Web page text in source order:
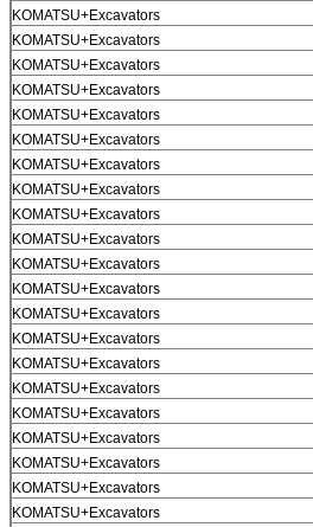
KOMATSU+Excavators
KOMATSU+Excavators
KOMATSU+Excavators
KOMATSU+Excavators
KOMATSU+Excavators
KOMATSU+Excavators
KOMATSU+Excavators
KOMATSU+Excavators
KOMATSU+Excavators
KOMATSU+Excavators
KOMATSU+Excavators
KOMATSU+Excavators
KOMATSU+Excavators
KOMATSU+Excavators
KOMATSU+Excavators
KOMATSU+Excavators
KOMATSU+Excavators
KOMATSU+Excavators
KOMATSU+Excavators
KOMATSU+Excavators
KOMATSU+Excavators